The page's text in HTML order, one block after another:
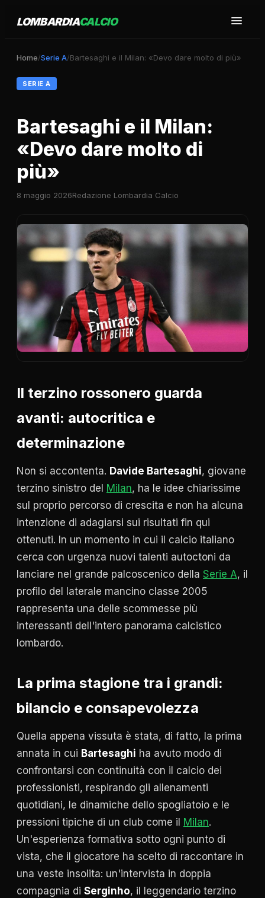
LOMBARDIACALCIO
Home/Serie A/Bartesaghi e il Milan: «Devo dare molto di più»
SERIE A
Bartesaghi e il Milan:
«Devo dare molto di
più»
8 maggio 2026Redazione Lombardia Calcio
Il terzino rossonero guarda
avanti: autocritica e
determinazione
Non si accontenta. Davide Bartesaghi, giovane
terzino sinistro del Milan, ha le idee chiarissime
sul proprio percorso di crescita e non ha alcuna
intenzione di adagiarsi sui risultati fin qui
ottenuti. In un momento in cui il calcio italiano
cerca con urgenza nuovi talenti autoctoni da
lanciare nel grande palcoscenico della Serie A, il
profilo del laterale mancino classe 2005
rappresenta una delle scommesse più
interessanti dell'intero panorama calcistico
lombardo.
La prima stagione tra i grandi:
bilancio e consapevolezza
Quella appena vissuta è stata, di fatto, la prima
annata in cui Bartesaghi ha avuto modo di
confrontarsi con continuità con il calcio dei
professionisti, respirando gli allenamenti
quotidiani, le dinamiche dello spogliatoio e le
pressioni tipiche di un club come il Milan.
Un'esperienza formativa sotto ogni punto di
vista, che il giocatore ha scelto di raccontare in
una veste insolita: un'intervista in doppia
compagnia di Serginho, il leggendario terzino